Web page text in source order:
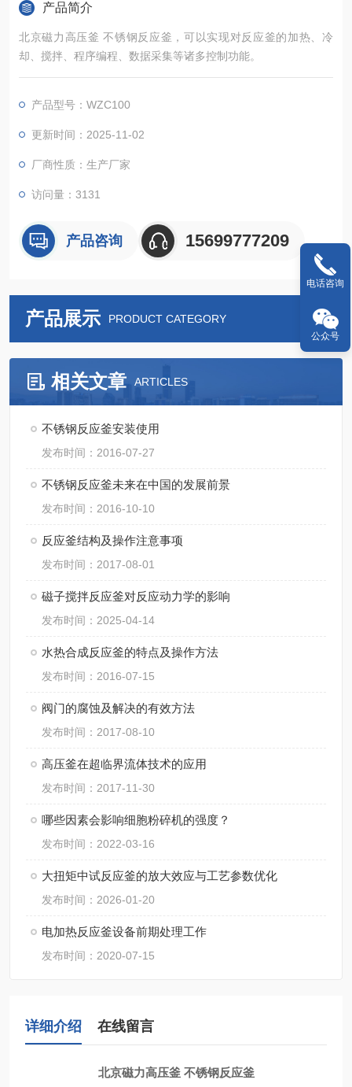
产品简介
北京磁力高压釜 不锈钢反应釜，可以实现对反应釜的加热、冷
却、搅拌、程序编程、数据采集等诸多控制功能。
产品型号：WZC100
更新时间：2025-11-02
厂商性质：生产厂家
访问量：3131
产品咨询 15699777209
产品展示 PRODUCT CATEGORY
相关文章 ARTICLES
不锈钢反应釜安装使用
发布时间：2016-07-27
不锈钢反应釜未来在中国的发展前景
发布时间：2016-10-10
反应釜结构及操作注意事项
发布时间：2017-08-01
磁子搅拌反应釜对反应动力学的影响
发布时间：2025-04-14
水热合成反应釜的特点及操作方法
发布时间：2016-07-15
阀门的腐蚀及解决的有效方法
发布时间：2017-08-10
高压釜在超临界流体技术的应用
发布时间：2017-11-30
哪些因素会影响细胞粉碎机的强度？
发布时间：2022-03-16
大扭矩中试反应釜的放大效应与工艺参数优化
发布时间：2026-01-20
电加热反应釜设备前期处理工作
发布时间：2020-07-15
详细介绍 在线留言
北京磁力高压釜 不锈钢反应釜
电话咨询
公众号